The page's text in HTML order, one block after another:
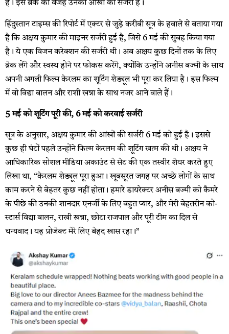
है। इस ब्रेक की वजह उनकी आखों की सर्जरी है।
हिंदुस्तान टाइम्स की रिपोर्ट में एक्टर से जुड़े करीबी सूत्र के हवाले से बताया गया
है कि अक्षय कुमार की माइनर सर्जरी हुई है, जिसे 6 मई की सुबह किया गया
है। ये एक विजन करेक्शन की सर्जरी थी। अब अक्षय कुछ दिनों तक के लिए
ब्रेक लेंगे और स्वस्थ होने पर फोकस करेंगे, क्योंकि उन्होंने अनीस बज्मी के साथ
अपनी अगली फिल्म केरलम का शूटिंग शेड्यूल भी पूरा कर लिया है। इस फिल्म
में वो विद्या बालन और राशी खन्ना के साथ नजर आने वाले हैं।
5 मई को शूटिंग पूरी की, 6 मई को करवाई सर्जरी
सूत्र के अनुसार, अक्षय कुमार की आंखों की सर्जरी 6 मई को हुई है। इससे
कुछ ही घंटों पहले उन्होंने फिल्म केरलम की शूटिंग खत्म की थी। अक्षय ने
आधिकारिक सोशल मीडिया अकाउंट से सेट की एक तस्वीर शेयर करते हुए
लिखा था, “केरलम शेड्यूल पूरा हुआ। खूबसूरत जगह पर अच्छे लोगों के साथ
काम करने से बेहतर कुछ नहीं होता। हमारे डायरेक्टर अनीस बज्मी को कैमरे
के पीछे की उनकी शानदार एनर्जी के लिए बहुत प्यार, और मेरी बेहतरीन को-
स्टार्स विद्या बालन, राखी खन्ना, छोटा राजपाल और पूरी टीम का दिल से
धन्यवाद। यह प्रोजेक्ट मेरे लिए बेहद खास रहा।”